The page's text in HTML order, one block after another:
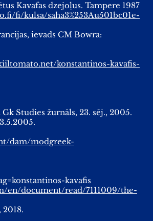
Kavafas dzejoļus. Tampere 1987
fi/kulsa/saha3%253Au501bc01e-
ievads CM Bowra:
konstantinos-kavafis-
Studies žurnāls, 23. sēj., 2005.
dam/modgreek-
kavafis
en/document/read/7111009/the-